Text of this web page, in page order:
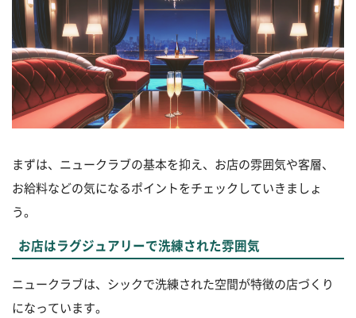
まずは、ニュークラブの基本を抑え、お店の雰囲気や客層、
お給料などの気になるポイントをチェックしていきましょ
う。
お店はラグジュアリーで洗練された雰囲気
ニュークラブは、シックで洗練された空間が特徴の店づくり
になっています。